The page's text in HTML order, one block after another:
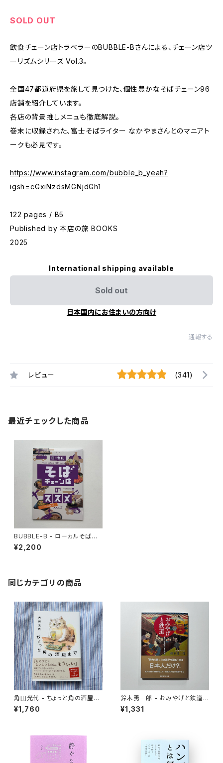
SOLD OUT
飲食チェーン店トラベラーのBUBBLE-Bさんによる、チェーン店ツ
ーリズムシリーズ Vol.3。
全国47都道府県を旅して見つけた、個性豊かなそばチェーン96
店舗を紹介しています。
各店の背景推しメニュも徹底解説。
巻末に収録された、富士そばライター なかやまさんとのマニアト
ークも必見です。
https://www.instagram.com/bubble_b_yeah?
igsh=cGxiNzdsMGNjdGh1
122 pages / B5
Published by 本店の旅 BOOKS
2025
International shipping available
Sold out
日本国内にお住まいの方向け
通報する
レビュー (341)
最近チェックした商品
BUBBLE-B - ローカルそばチ
ェーン店のススメ
¥2,200
同じカテゴリの商品
角田光代 - ちょっと角の酒屋ま
で
¥1,760
鈴木勇一郎 - おみやげと鉄道
「名物」が語る日本近代史
¥1,331